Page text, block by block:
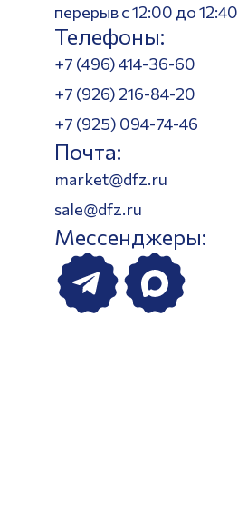
перерыв с 12:00 до 12:40
Телефоны:
+7 (496) 414-36-60
+7 (926) 216-84-20
+7 (925) 094-74-46
Почта:
market@dfz.ru
sale@dfz.ru
Мессенджеры: